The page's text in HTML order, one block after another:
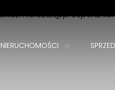
NIERUCHOMOŚCI